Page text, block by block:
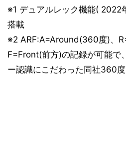
※1 デュアルレック機能( 2022
搭載
※2 ARF:A=Around(360度)、
F=Front(前方)の記録が可能で
ー認識にこだわった同社360